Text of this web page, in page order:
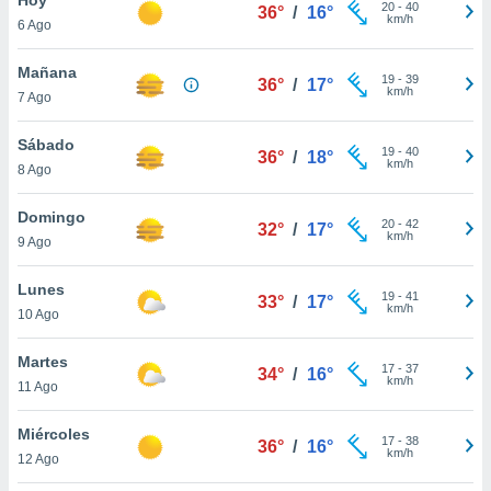
en
más
nuestra
de
cookies
aceptar
6 Ago
36° / 16° 20- 40
km/h
Mañana
7 Ago
36° / 17° 19- 39
km/h
Sábado
8 Ago
36° / 18° 19- 40
km/h
Domingo
9 Ago
32° / 17° 20- 42
km/h
Lunes
10 Ago
33° / 17° 19- 41
km/h
Martes
11 Ago
34° / 16° 17- 37
km/h
Miércoles
12 Ago
36° / 16° 17- 38
km/h